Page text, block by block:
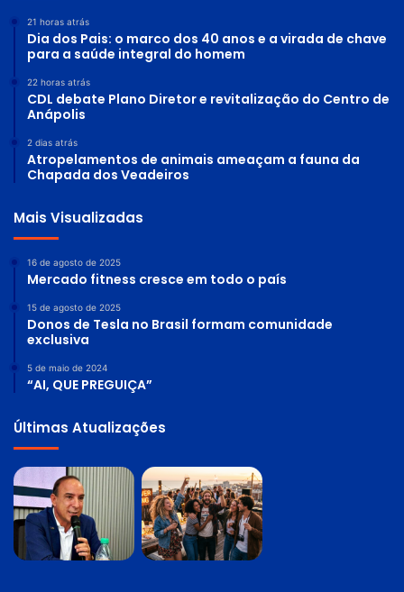
21 horas atrás
Dia dos Pais: o marco dos 40 anos e a virada de chave
para a saúde integral do homem
22 horas atrás
CDL debate Plano Diretor e revitalização do Centro de
Anápolis
2 dias atrás
Atropelamentos de animais ameaçam a fauna da
Chapada dos Veadeiros
Mais Visualizadas
16 de agosto de 2025
Mercado fitness cresce em todo o país
15 de agosto de 2025
Donos de Tesla no Brasil formam comunidade
exclusiva
5 de maio de 2024
“AI, QUE PREGUIÇA”
Últimas Atualizações